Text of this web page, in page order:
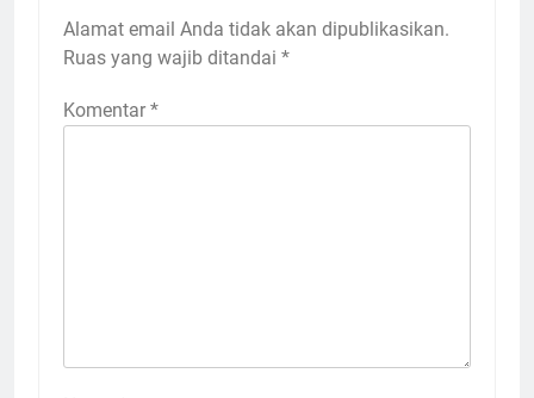
Alamat email Anda tidak akan dipublikasikan.
Ruas yang wajib ditandai *
Komentar *